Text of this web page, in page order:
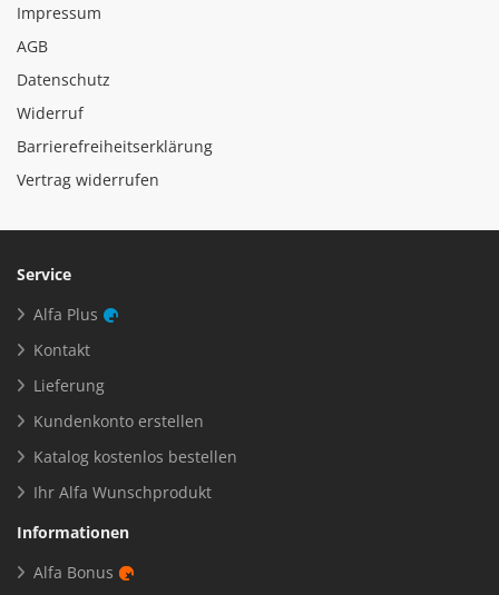
Impressum
AGB
Datenschutz
Widerruf
Barrierefreiheitserklärung
Vertrag widerrufen
Service
Alfa Plus
Kontakt
Lieferung
Kundenkonto erstellen
Katalog kostenlos bestellen
Ihr Alfa Wunschprodukt
Informationen
Alfa Bonus